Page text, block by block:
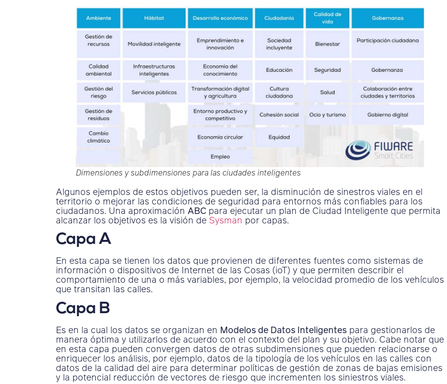
Dimensiones y subdimensiones para las ciudades inteligentes
Algunos ejemplos de estos objetivos pueden ser, la disminución de sinestros viales en el
territorio o mejorar las condiciones de seguridad para entornos más confiables para los
ciudadanos. Una aproximación ABC para ejecutar un plan de Ciudad Inteligente que permita
alcanzar los objetivos es la visión deSysman por capas.
Capa A
En esta capa se tienen los datos que provienen de diferentes fuentes como sistemas de
información o dispositivos de Internet de las Cosas (ioT) y que permiten describir el
comportamiento de una o más variables, por ejemplo, la velocidad promedio de los vehículos
que transitan las calles.
Capa B
Es en la cual los datos se organizan en Modelos de Datos Inteligentes para gestionarlos de
manera óptima y utilizarlos de acuerdo con el contexto del plan y su objetivo. Cabe notar que
en esta capa pueden convergen datos de otras subdimensiones que pueden relacionarse o
enriquecer los análisis, por ejemplo, datos de la tipología de los vehículos en las calles con
datos de la calidad del aire para determinar políticas de gestión de zonas de bajas emisiones
y la potencial reducción de vectores de riesgo que incrementen los siniestros viales.